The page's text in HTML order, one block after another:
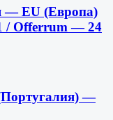
— EU (Европа)
/ Offerrum — 24
—